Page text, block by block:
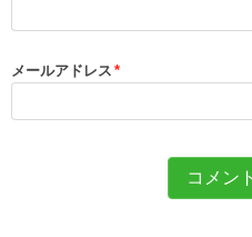
メールアドレス *